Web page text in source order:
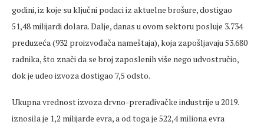
godini, iz koje su ključni podaci iz aktuelne brošure, dostigao
51,48 milijardi dolara. Dalje, danas u ovom sektoru posluje 3.734
preduzeća (932 proizvođača nameštaja), koja zapošljavaju 53.680
radnika, što znači da se broj zaposlenih više nego udvostručio,
dok je udeo izvoza dostigao 7,5 odsto.
Ukupna vrednost izvoza drvno-prerađivačke industrije u 2019.
iznosila je 1,2 milijarde evra, a od toga je 522,4 miliona evra